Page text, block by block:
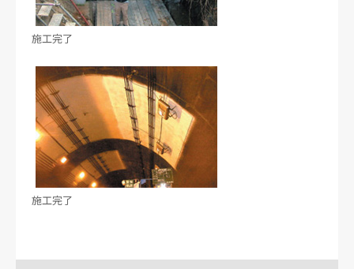
施工完了
施工完了